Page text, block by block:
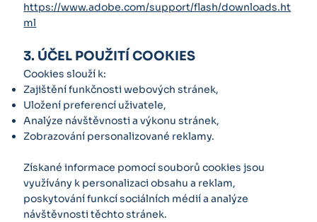
https://www.adobe.com/support/flash/downloads.ht
ml
3. ÚČEL POUŽITÍ COOKIES
Cookies slouží k:
Zajištění funkčnosti webových stránek,
Uložení preferencí uživatele,
Analýze návštěvnosti a výkonu stránek,
Zobrazování personalizované reklamy.
Získané informace pomocí souborů cookies jsou
využívány k personalizaci obsahu a reklam,
poskytování funkcí sociálních médií a analýze
návštěvnosti těchto stránek.